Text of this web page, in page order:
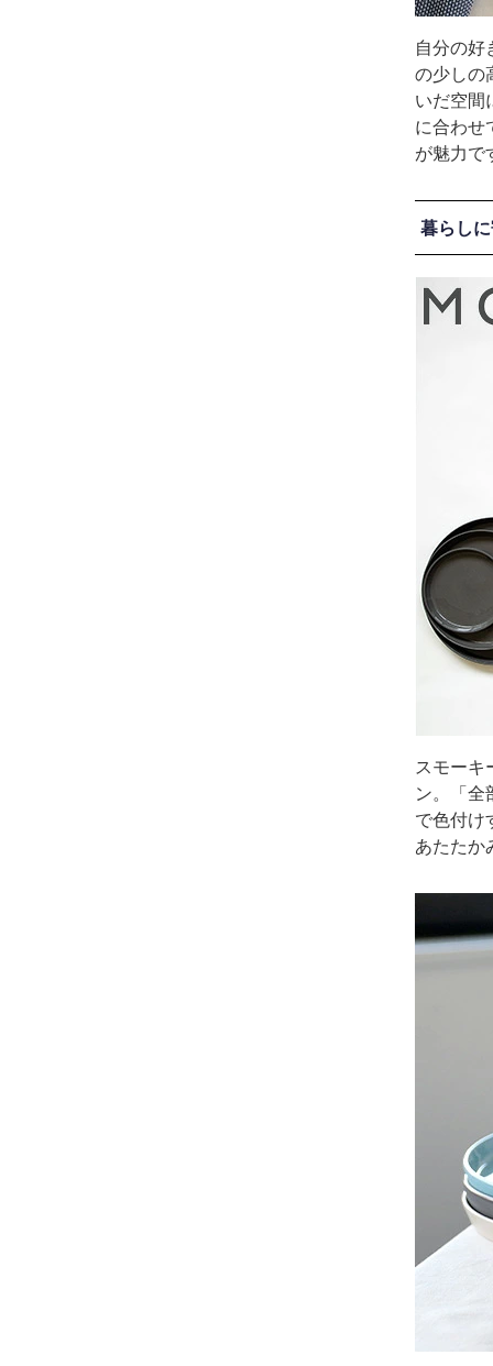
自分の好
の少しの
いだ空間
に合わせ
が魅力で
暮らし
スモーキ
ン。「全
で色付け
あたたか